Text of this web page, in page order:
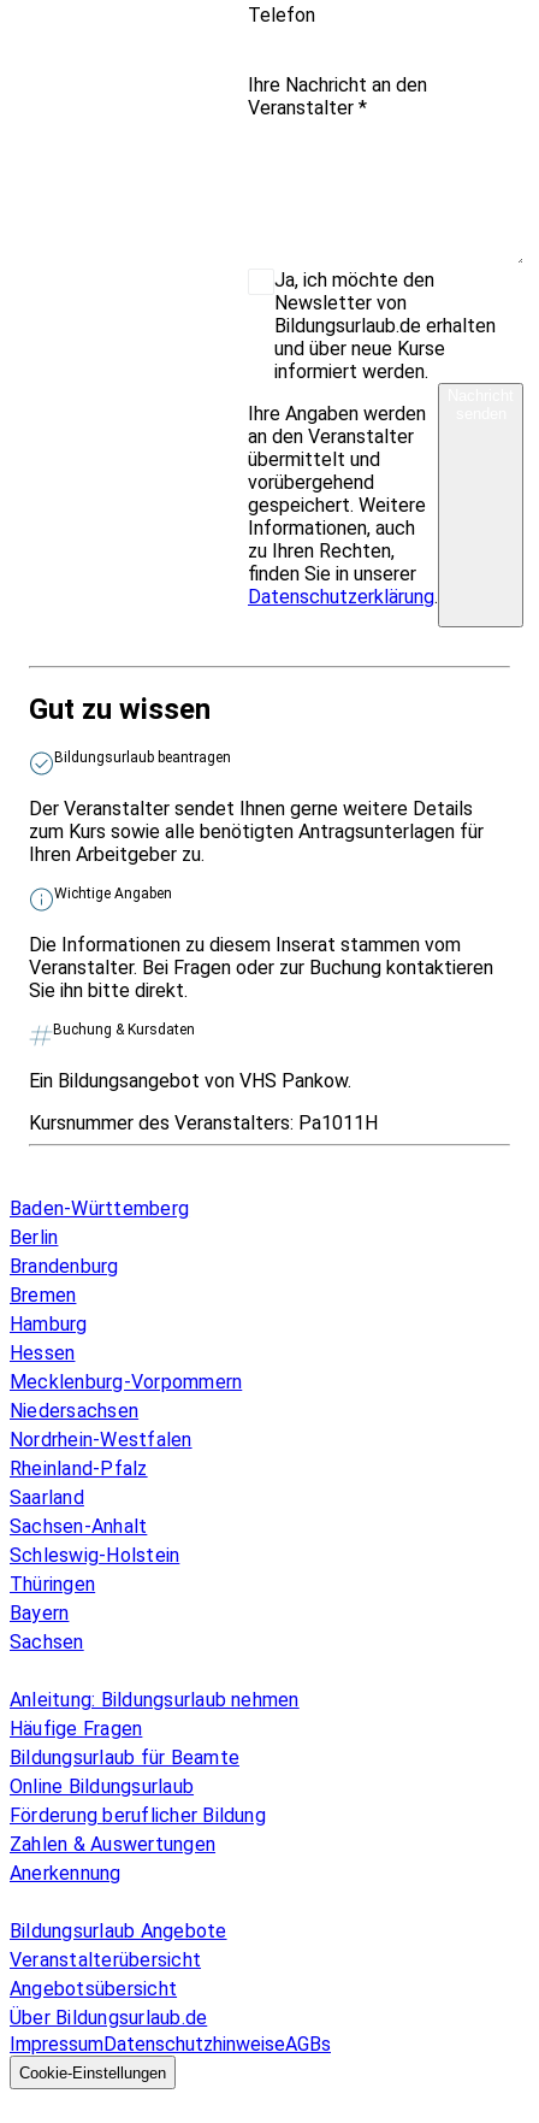
Telefon
Ihre Nachricht an den
Veranstalter *
Ja, ich möchte den
Newsletter von
Bildungsurlaub.de erhalten
und über neue Kurse
informiert werden.
Ihre Angaben werden
an den Veranstalter
übermittelt und
vorübergehend
gespeichert. Weitere
Informationen, auch
zu Ihren Rechten,
finden Sie in unserer
Datenschutzerklärung.
Gut zu wissen
Bildungsurlaub beantragen
Der Veranstalter sendet Ihnen gerne weitere Details
zum Kurs sowie alle benötigten Antragsunterlagen für
Ihren Arbeitgeber zu.
Wichtige Angaben
Die Informationen zu diesem Inserat stammen vom
Veranstalter. Bei Fragen oder zur Buchung kontaktieren
Sie ihn bitte direkt.
Buchung & Kursdaten
Ein Bildungsangebot von VHS Pankow.
Kursnummer des Veranstalters: Pa1011H
Baden-Württemberg
Berlin
Brandenburg
Bremen
Hamburg
Hessen
Mecklenburg-Vorpommern
Niedersachsen
Nordrhein-Westfalen
Rheinland-Pfalz
Saarland
Sachsen-Anhalt
Schleswig-Holstein
Thüringen
Bayern
Sachsen
Anleitung: Bildungsurlaub nehmen
Häufige Fragen
Bildungsurlaub für Beamte
Online Bildungsurlaub
Förderung beruflicher Bildung
Zahlen & Auswertungen
Anerkennung
Bildungsurlaub Angebote
Veranstalterübersicht
Angebotsübersicht
Über Bildungsurlaub.de
ImpressumDatenschutzhinweiseAGBs
Cookie-Einstellungen